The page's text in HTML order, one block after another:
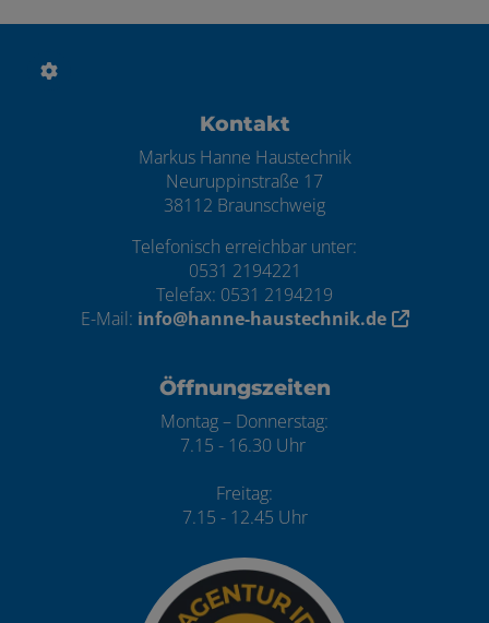
Kontakt
Markus Hanne Haustechnik
Neuruppinstraße 17
38112 Braunschweig
Telefonisch erreichbar unter:
0531 2194221
Telefax: 0531 2194219
E-Mail: info@hanne-haustechnik.de
Öffnungszeiten
Montag – Donnerstag:
7.15 - 16.30 Uhr
Freitag:
7.15 - 12.45 Uhr